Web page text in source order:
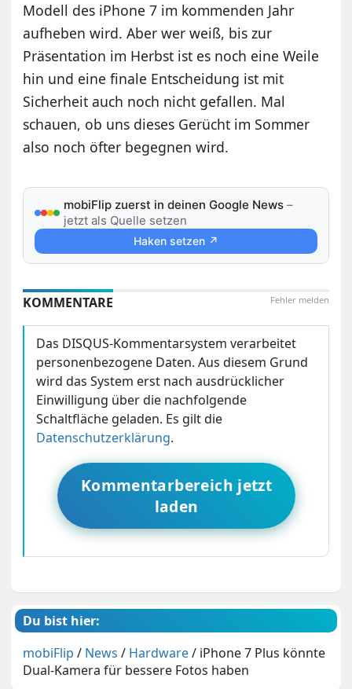
Modell des iPhone 7 im kommenden Jahr
aufheben wird. Aber wer weiß, bis zur
Präsentation im Herbst ist es noch eine Weile
hin und eine finale Entscheidung ist mit
Sicherheit auch noch nicht gefallen. Mal
schauen, ob uns dieses Gerücht im Sommer
also noch öfter begegnen wird.
mobiFlip zuerst in deinen Google News –
jetzt als Quelle setzen
Haken setzen ↗
Fehler melden
KOMMENTARE
Das DISQUS-Kommentarsystem verarbeitet
personenbezogene Daten. Aus diesem Grund
wird das System erst nach ausdrücklicher
Einwilligung über die nachfolgende
Schaltfläche geladen. Es gilt die
Datenschutzerklärung.
Kommentarbereich jetzt
laden
Du bist hier:
mobiFlip / News / Hardware/ iPhone 7 Plus könnte
Dual-Kamera für bessere Fotos haben